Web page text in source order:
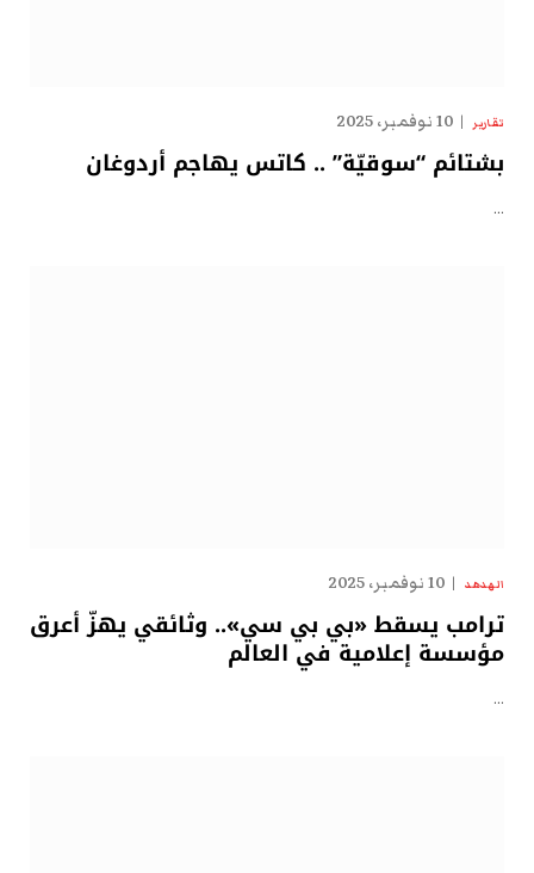
تقارير 10 نوفمبر، 2025
بشتائم “سوقيّة” .. كاتس يهاجم أردوغان
…
الهدهد 10 نوفمبر، 2025
ترامب يسقط «بي بي سي».. وثائقي يهزّ أعرق
مؤسسة إعلامية في العالم
…